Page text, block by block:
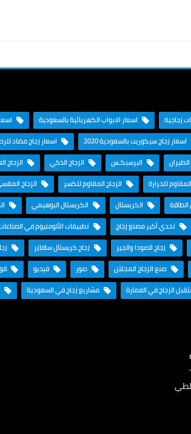
زجاجية اسعار الابواب الكهربائية بالسعودية
اسعار زجاج سيكوريت بالسعودية 2020 اسعار زجاج مضاد
البرسبكـس الزجاج الذكي الزجاج
للحرارة الزجاج المقاوم للكسر الزجاج
الطاقة الكريستال الكريستال البوهيمي
تحدي أكبر مصنع زجاج تطبيقات الألومنيوم في
زجاج الصودا والجير زجاج كريستال سافايَر
صنع الزجاج المجلتن صور فيديو
الزجاج في العمارة مشاريع زجاج في السعودية